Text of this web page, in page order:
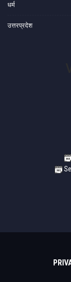
धर्म
उत्तरप्रदेश